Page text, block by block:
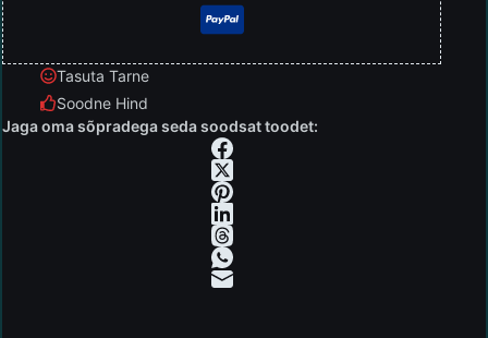
Tasuta Tarne
Soodne Hind
Jaga oma sõpradega seda soodsat toodet: